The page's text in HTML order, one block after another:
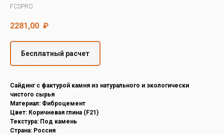
FCSPRO
2281,00 ₽
Бесплатный расчет
Cайдинг с фактурой камня из натурального и экологически
чистого сырья
Материал: Фиброцемент
Цвет: Коричневая глина (F21)
Текстура: Под камень
Страна: Россия